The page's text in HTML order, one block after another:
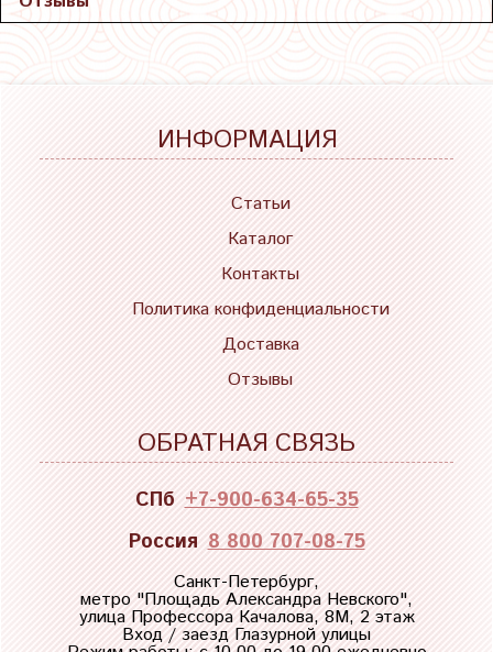
ИНФОРМАЦИЯ
Статьи
Каталог
Контакты
Политика конфиденциальности
Доставка
Отзывы
ОБРАТНАЯ СВЯЗЬ
СПб +7-900-634-65-35
Россия 8 800 707-08-75
Санкт-Петербург,
метро "Площадь Александра Невского",
улица Профессора Качалова, 8М, 2 этаж
Вход / заезд Глазурной улицы